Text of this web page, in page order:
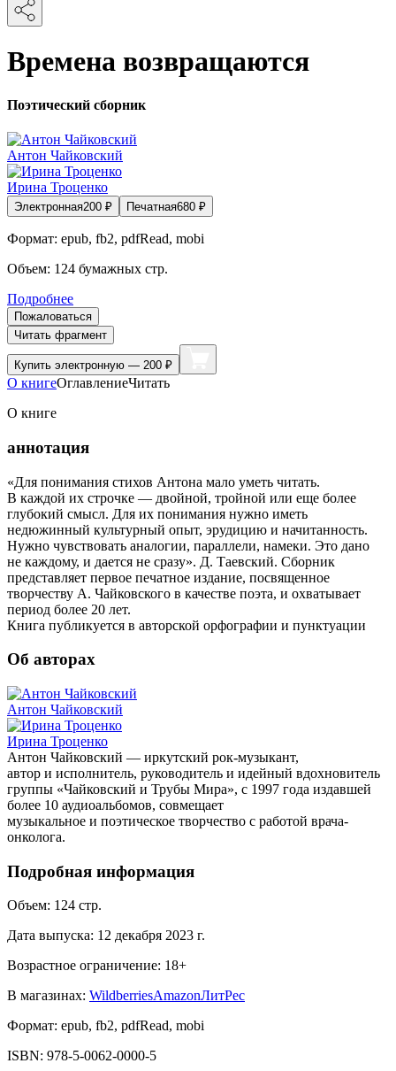
Времена возвращаются
Поэтический сборник
Антон Чайковский
Ирина Троценко
Электронная200 ₽ Печатная680 ₽
Формат: epub, fb2, pdfRead, mobi
Объем: 124 бумажных стр.
Подробнее
Пожаловаться
Читать фрагмент
Купить электронную — 200 ₽
О книгеОглавлениеЧитать
О книге
аннотация
«Для понимания стихов Антона мало уметь читать.
В каждой их строчке — двойной, тройной или еще более
глубокий смысл. Для их понимания нужно иметь
недюжинный культурный опыт, эрудицию и начитанность.
Нужно чувствовать аналогии, параллели, намеки. Это дано
не каждому, и дается не сразу». Д. Таевский. Сборник
представляет первое печатное издание, посвященное
творчеству А. Чайковского в качестве поэта, и охватывает
период более 20 лет.
Книга публикуется в авторской орфографии и пунктуации
Об авторах
Антон Чайковский
Ирина Троценко
Антон Чайковский — иркутский рок-музыкант,
автор и исполнитель, руководитель и идейный вдохновитель
группы «Чайковский и Трубы Мира», с 1997 года издавшей
более 10 аудиоальбомов, совмещает
музыкальное и поэтическое творчество с работой врача-
онколога.
Подробная информация
Объем: 124 стр.
Дата выпуска: 12 декабря 2023 г.
Возрастное ограничение: 18+
В магазинах: WildberriesAmazonЛитРес
Формат: epub, fb2, pdfRead, mobi
ISBN: 978-5-0062-0000-5